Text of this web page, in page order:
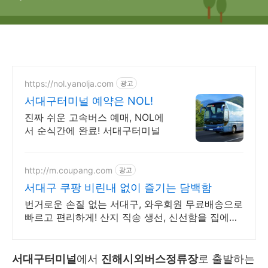
https://nol.yanolja.com 광고
서대구터미널 예약은 NOL!
진짜 쉬운 고속버스 예매, NOL에
서 순식간에 완료! 서대구터미널
http://m.coupang.com 광고
서대구 쿠팡 비린내 없이 즐기는 담백함
번거로운 손질 없는 서대구, 와우회원 무료배송으로
빠르고 편리하게! 산지 직송 생선, 신선함을 집에서!
서대구터미널에서 진해시외버스정류장로 출발하는